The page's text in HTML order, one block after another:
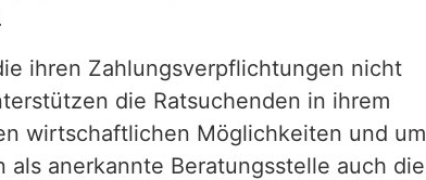
ihren Zahlungsverpflichtungen nicht
die Ratsuchenden in ihrem
wirtschaftlichen Möglichkeiten und um
anerkannte Beratungsstelle auch die